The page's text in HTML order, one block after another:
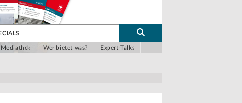
Mediathek Wer bietet was? Expert-Talks